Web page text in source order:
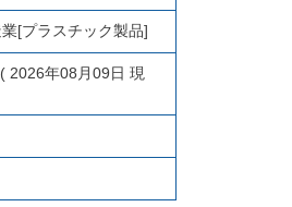
[プラスチック製品]
2026年08月09日 現